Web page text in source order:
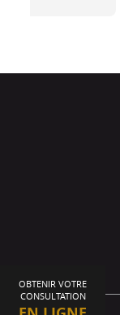
OBTENIR VOTRE
CONSULTATION
été de très